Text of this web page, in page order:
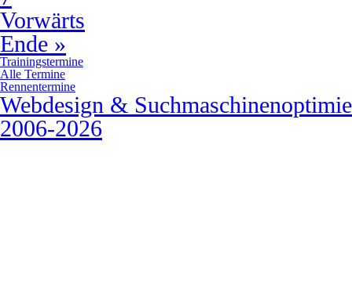
Vorwärts
Ende »
Trainingstermine
Alle Termine
Rennentermine
Webdesign &
2006-2026